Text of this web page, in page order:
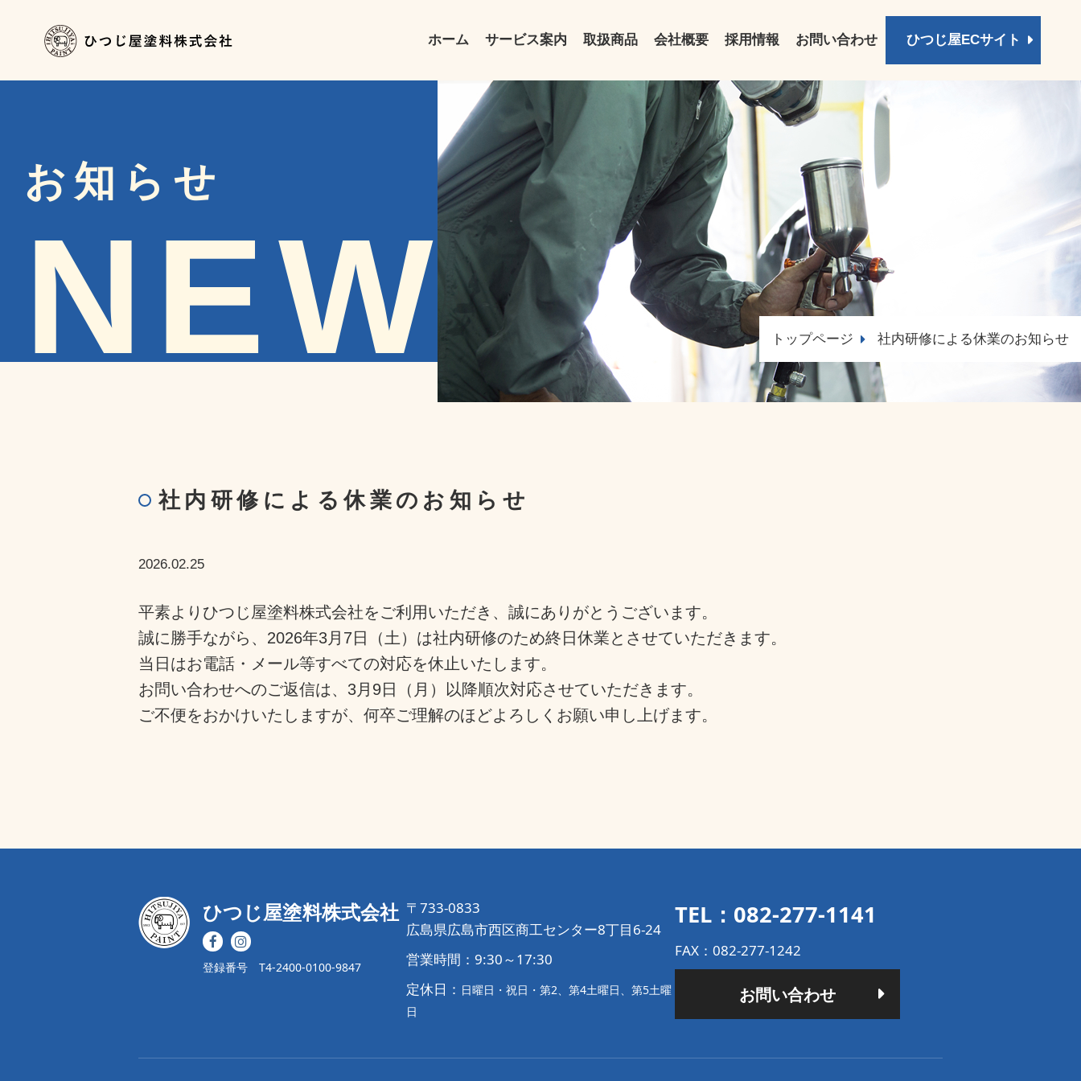
ホーム サービス案内 取扱商品 会社概要 採用情報 お問い合わせ ひつじ屋ECサイト
お知らせ
NEWS トップページ 社内研修による休業のお知らせ
社内研修による休業のお知らせ
2026.02.25
平素よりひつじ屋塗料株式会社をご利用いただき、誠にありがとうございます。
誠に勝手ながら、2026年3月7日（土）は社内研修のため終日休業とさせていただきます。
当日はお電話・メール等すべての対応を休止いたします。
お問い合わせへのご返信は、 3月9日（月）以降順次対応させていただきます。
ご不便をおかけいたしますが、何卒ご理解のほどよろしくお願い申し上げます。
ひつじ屋塗料株式会社
登録番号 T4-2400-0100-9847
〒733-0833
広島県広島市西区商工センター8丁目6-24
営業時間：9:30～17:30
定休日： 日曜日・祝日・第2、第4土曜日、第5土曜
日
TEL：082-277-1141
FAX：082-277-1242
お問い合わせ